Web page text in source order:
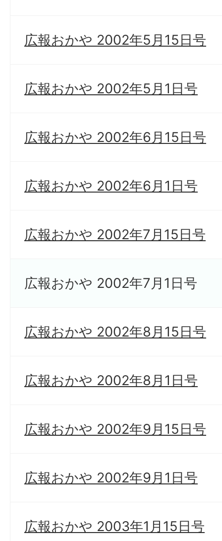
広報おかや 2002年5月15日号
広報おかや 2002年5月1日号
広報おかや 2002年6月15日号
広報おかや 2002年6月1日号
広報おかや 2002年7月15日号
広報おかや 2002年7月1日号
広報おかや 2002年8月15日号
広報おかや 2002年8月1日号
広報おかや 2002年9月15日号
広報おかや 2002年9月1日号
広報おかや 2003年1月15日号